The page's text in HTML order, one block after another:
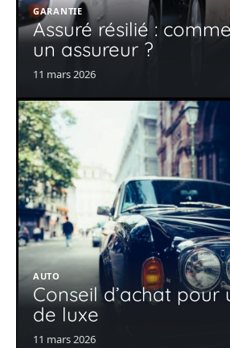
GARANTIE
Assuré résilié :
un assureur ?
11 mars 2026
AUTO
Conseil d’achat pour
de luxe
11 mars 2026